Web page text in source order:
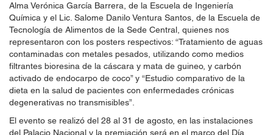
Alma Verónica García Barrera, de la Escuela de Ingeniería
Química y el Lic. Salome Danilo Ventura Santos, de la Escuela de
Tecnología de Alimentos de la Sede Central, quienes nos
representaron con los posters respectivos: “Tratamiento de aguas
contaminadas con metales pesados, utilizando como medios
filtrantes bioresina de la cáscara y mata de guineo, y carbón
activado de endocarpo de coco” y “Estudio comparativo de la
dieta en la salud de pacientes con enfermedades crónicas
degenerativas no transmisibles”.
El evento se realizó del 28 al 31 de agosto, en las instalaciones
del Palacio Nacional y la premiación será en el marco del Día